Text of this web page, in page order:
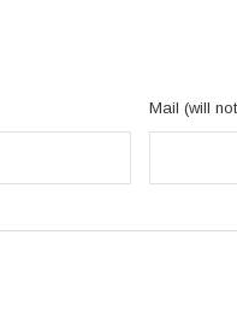
Mail (will